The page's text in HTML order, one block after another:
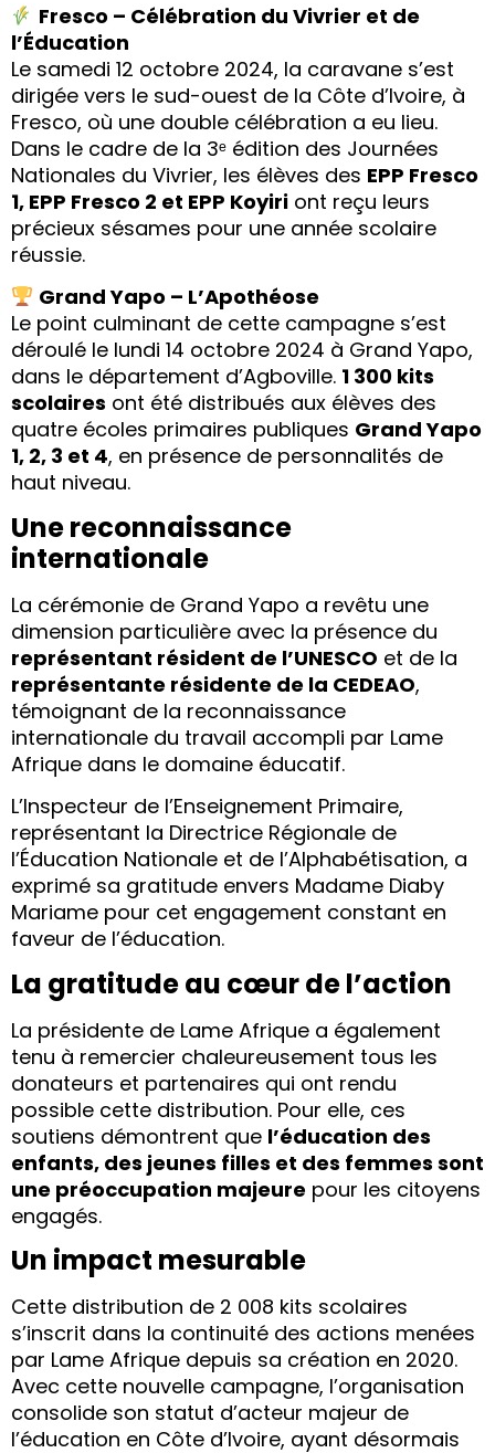
Fresco – Célébration du Vivrier et de
l’Éducation
Le samedi 12 octobre 2024, la caravane s’est
dirigée vers le sud-ouest de la Côte d’Ivoire, à
Fresco, où une double célébration a eu lieu.
Dans le cadre de la 3ᵉ édition des Journées
Nationales du Vivrier, les élèves des EPP Fresco
1, EPP Fresco 2 et EPP Koyiri ont reçu leurs
précieux sésames pour une année scolaire
réussie.
Grand Yapo – L’Apothéose
Le point culminant de cette campagne s’est
déroulé le lundi 14 octobre 2024 à Grand Yapo,
dans le département d’Agboville. 1 300 kits
scolaires ont été distribués aux élèves des
quatre écoles primaires publiques Grand Yapo
1, 2, 3 et 4, en présence de personnalités de
haut niveau.
Une reconnaissance
internationale
La cérémonie de Grand Yapo a revêtu une
dimension particulière avec la présence du
représentant résident de l’UNESCO et de la
représentante résidente de la CEDEAO,
témoignant de la reconnaissance
internationale du travail accompli par Lame
Afrique dans le domaine éducatif.
L’Inspecteur de l’Enseignement Primaire,
représentant la Directrice Régionale de
l’Éducation Nationale et de l’Alphabétisation, a
exprimé sa gratitude envers Madame Diaby
Mariame pour cet engagement constant en
faveur de l’éducation.
La gratitude au cœur de l’action
La présidente de Lame Afrique a également
tenu à remercier chaleureusement tous les
donateurs et partenaires qui ont rendu
possible cette distribution. Pour elle, ces
soutiens démontrent que l’éducation des
enfants, des jeunes filles et des femmes sont
une préoccupation majeure pour les citoyens
engagés.
Un impact mesurable
Cette distribution de 2 008 kits scolaires
s’inscrit dans la continuité des actions menées
par Lame Afrique depuis sa création en 2020.
Avec cette nouvelle campagne, l’organisation
consolide son statut d’acteur majeur de
l’éducation en Côte d’Ivoire, ayant désormais